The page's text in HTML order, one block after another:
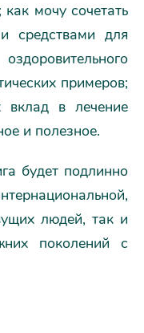
мочу сочетать
средствами для
примеров;
вклад в лечение
и полезное.
будет подлинно
людей, так и
поколений с